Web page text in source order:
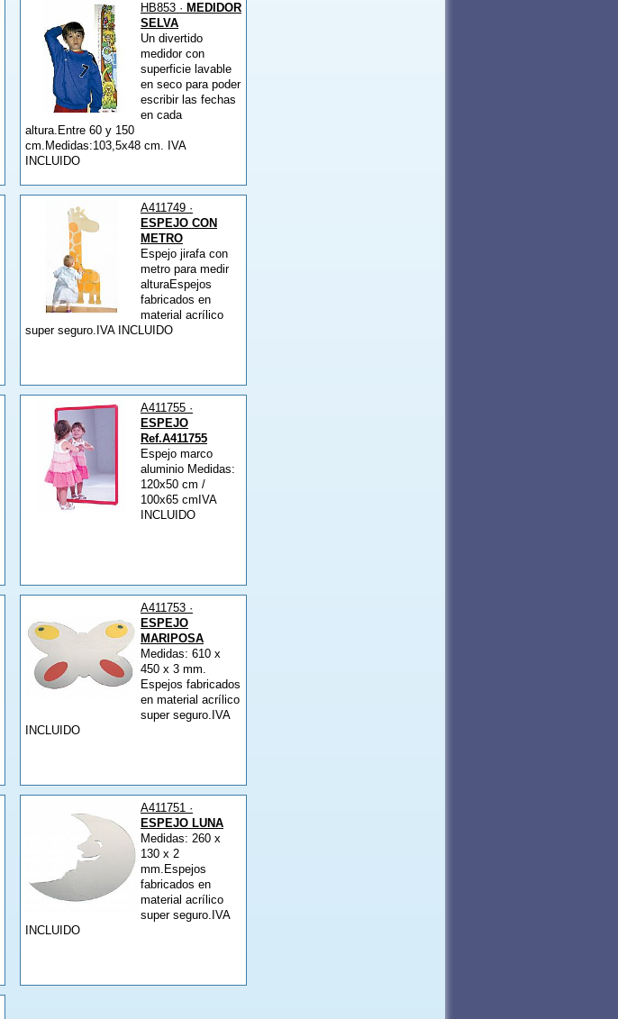
HB853 · MEDIDOR
SELVA
Un divertido
medidor con
superficie lavable
en seco para poder
escribir las fechas
en cada
altura.Entre 60 y 150
cm.Medidas:103,5x48 cm. IVA
INCLUIDO
A411749 ·
ESPEJO CON
METRO
Espejo jirafa con
metro para medir
alturaEspejos
fabricados en
material acrílico
super seguro.IVA INCLUIDO
A411755 ·
ESPEJO
Ref.A411755
Espejo marco
aluminio Medidas:
120x50 cm /
100x65 cmIVA
INCLUIDO
A411753 ·
ESPEJO
MARIPOSA
Medidas: 610 x
450 x 3 mm.
Espejos fabricados
en material acrílico
super seguro.IVA
INCLUIDO
A411751 ·
ESPEJO LUNA
Medidas: 260 x
130 x 2
mm.Espejos
fabricados en
material acrílico
super seguro.IVA
INCLUIDO